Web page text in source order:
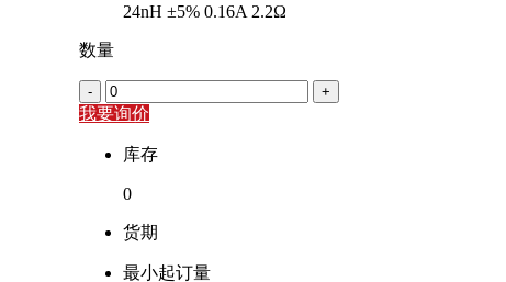
24nH ±5% 0.16A 2.2Ω
数量
- +
我要询价
库存
0
货期
最小起订量